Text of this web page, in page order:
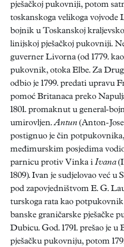
pješačkoj pukovniji, potom
toskanskoga velikoga vojvode
bojnik u Toskanskoj
linijskoj pješačkoj pukovniji.
guverner Livorna (od 1779.
pukovnik, otoka Elbe. Za
odbio je 1799. predati upravu
pomoć Britanaca preko
1801. promaknut u general-
umirovljen.Antun (Anton-
postignuo je čin potpukovnika,
međimurskim posjedima
parnicu protiv Vinka i Ivana
1809). Ivan je sudjelovao već u
pod zapovjedništvom E. G.
turskoga rata kao potpukovnik
banske graničarske pješačke
Dubicu. God. 1791. prešao je
pješačku pukovniju, potom